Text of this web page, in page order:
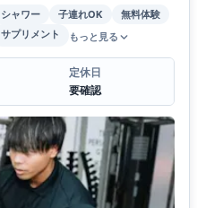
シャワー 子連れOK
無料体験
サプリメント もっと見る
定休日
要確認